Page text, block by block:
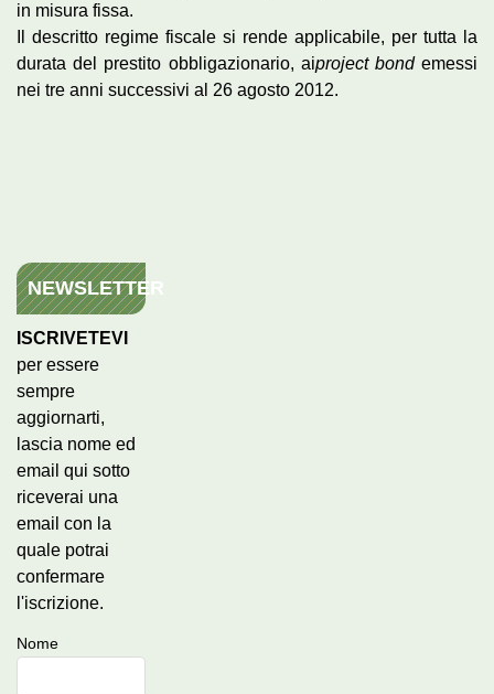
in misura fissa.
Il descritto regime fiscale si rende applicabile, per tutta la
durata del prestito obbligazionario, aiproject bondemessi
nei tre anni successivi al 26 agosto 2012.
NEWSLETTER
ISCRIVETEVI
per essere
sempre
aggiornarti,
lascia nome ed
email qui sotto
riceverai una
email con la
quale potrai
confermare
l'iscrizione.
Nome